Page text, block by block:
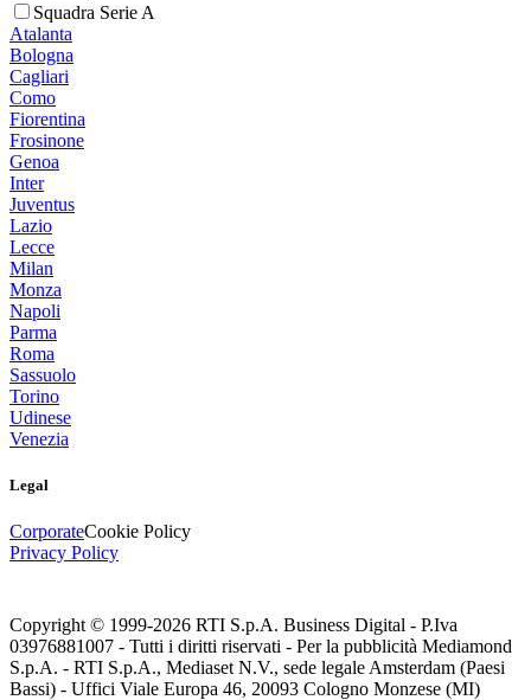
Squadra Serie A
Atalanta
Bologna
Cagliari
Como
Fiorentina
Frosinone
Genoa
Inter
Juventus
Lazio
Lecce
Milan
Monza
Napoli
Parma
Roma
Sassuolo
Torino
Udinese
Venezia
Legal
CorporateCookie Policy
Privacy Policy
Copyright © 1999-2026 RTI S.p.A. Business Digital - P.Iva
03976881007 - Tutti i diritti riservati - Per la pubblicità Mediamond
S.p.A. - RTI S.p.A., Mediaset N.V., sede legale Amsterdam (Paesi
Bassi) - Uffici Viale Europa 46, 20093 Cologno Monzese (MI)